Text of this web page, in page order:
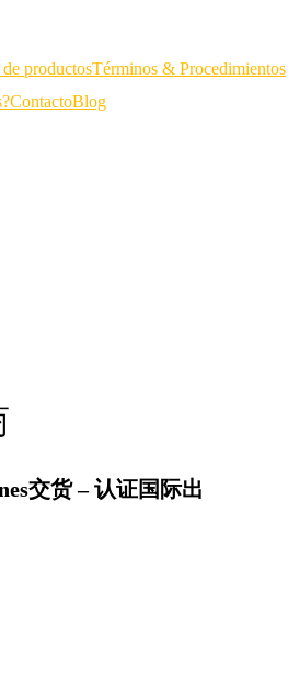
productosTérminos & Procedimientos
ContactoBlog
交货 – 认证国际出